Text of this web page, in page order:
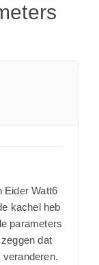
Eider Watt6
kachel heb
parameters
dat